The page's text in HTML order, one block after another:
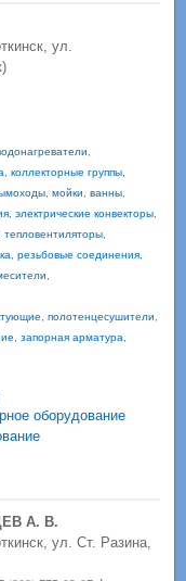
ул.
коллекторные группы,
, мойки ванны,
, электрические конвекторы,
тепловентиляторы,
резьбовые соединения,
полотенцесушители
запорная арматура
оборудование
А. В.
ул. Ст. Разина,